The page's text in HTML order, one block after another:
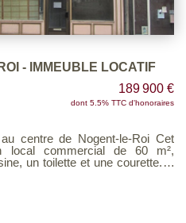
- IMMEUBLE LOCATIF
189 900 €
dont 5.5% TTC d'honoraires
de Nogent-le-Roi Cet
local commercial de 60 m²,
un toilette et une courette. À